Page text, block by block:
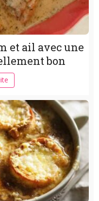
et ail avec une
bon